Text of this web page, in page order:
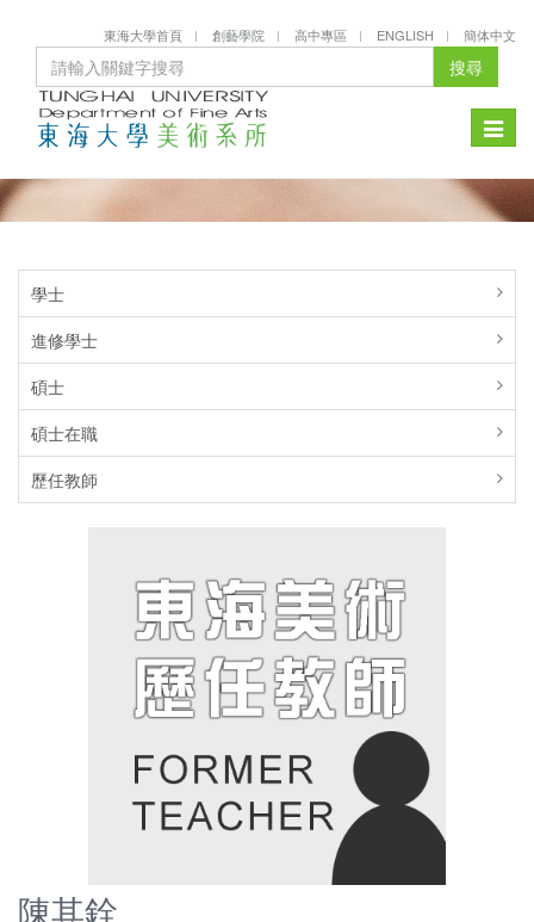
東海大學首頁 創藝學院 高中專區 ENGLISH 簡体中文
搜尋
Toggle
學士
進修學士
碩士
碩士在職
歷任教師
陳其銓